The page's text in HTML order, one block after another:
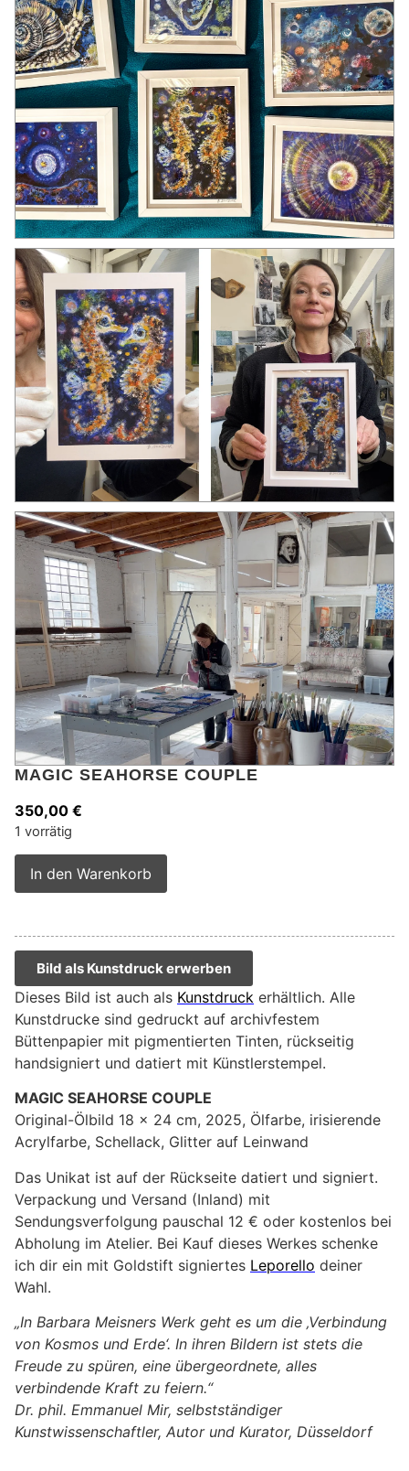
MAGIC SEAHORSE COUPLE
350,00 €
1 vorrätig
In den Warenkorb
Bild als Kunstdruck erwerben
Dieses Bild ist auch als Kunstdruck erhältlich. Alle
Kunstdrucke sind gedruckt auf archivfestem
Büttenpapier mit pigmentierten Tinten, rückseitig
handsigniert und datiert mit Künstlerstempel.
MAGIC SEAHORSE COUPLE
Original-Ölbild 18 x 24 cm, 2025, Ölfarbe, irisierende
Acrylfarbe, Schellack, Glitter auf Leinwand
Das Unikat ist auf der Rückseite datiert und signiert.
Verpackung und Versand (Inland) mit
Sendungsverfolgung pauschal 12 € oder kostenlos bei
Abholung im Atelier. Bei Kauf dieses Werkes schenke
ich dir ein mit Goldstift signiertes Leporello deiner
Wahl.
„In Barbara Meisners Werk geht es um die ‚Verbindung
von Kosmos und Erde‘. In ihren Bildern ist stets die
Freude zu spüren, eine übergeordnete, alles
verbindende Kraft zu feiern.“
Dr. phil. Emmanuel Mir, selbstständiger
Kunstwissenschaftler, Autor und Kurator, Düsseldorf